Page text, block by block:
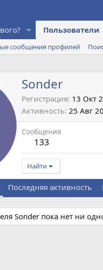
Пользователи
сообщения профилей
Sonder
Регистрация 13 Окт
Активность 25 Авг
Сообщения
133
Найти
Последняя активность
Sonder пока нет ни